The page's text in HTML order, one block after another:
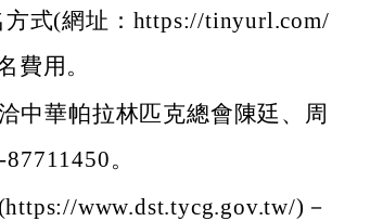
式(網址：https://tinyurl.com/
費用。
中華帕拉林匹克總會陳廷、周
。
www.dst.tycg.gov.tw/)－